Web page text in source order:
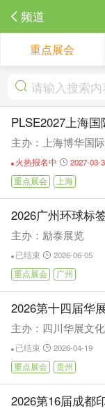
频道
重点展会
PLSE2027上海
主办：上海博华国
火热报名中
2027-03-
重点展会
上海
2026广州环球标
主办：励泰展览
已结束
2026-06-05
重点展会
广州
2026第十四届华
主办：四川华展文
已结束
2026-04-19
重点展会
贵州
2026第16届成都